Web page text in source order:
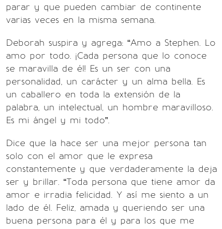
parar y que pueden cambiar de continente
varias veces en la misma semana.
Deborah suspira y agrega: “Amo a Stephen. Lo
amo por todo. ¡Cada persona que lo conoce
se maravilla de él! Es un ser con una
personalidad, un carácter y un alma bella. Es
un caballero en toda la extensión de la
palabra, un intelectual, un hombre maravilloso.
Es mi ángel y mi todo”.
Dice que la hace ser una mejor persona tan
solo con el amor que le expresa
constantemente y que verdaderamente la deja
ser y brillar. “Toda persona que tiene amor da
amor e irradia felicidad. Y así me siento a un
lado de él. Feliz, amada y queriendo ser una
buena persona para él y para los que me